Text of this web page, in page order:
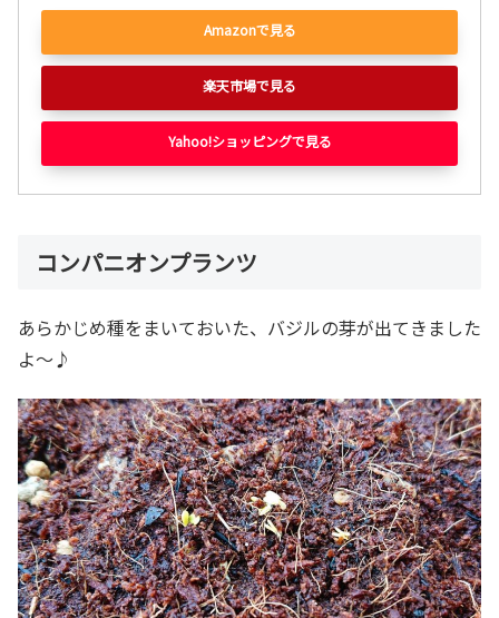
Amazonで見る
楽天市場で見る
Yahoo!ショッピングで見る
コンパニオンプランツ
あらかじめ種をまいておいた、バジルの芽が出てきました
よ～♪